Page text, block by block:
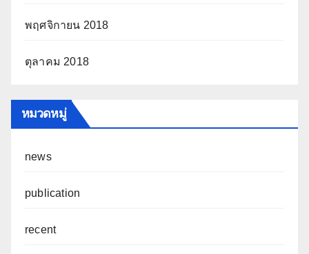
พฤศจิกายน 2018
ตุลาคม 2018
หมวดหมู่
news
publication
recent